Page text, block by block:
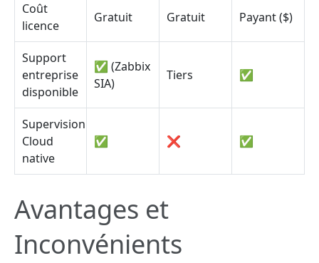
Coût
licence
Gratuit Gratuit Payant ($)
Support
entreprise
disponible
✅ (Zabbix
SIA)
Tiers ✅
Supervision
Cloud
native
✅ ❌ ✅
Avantages et
Inconvénients